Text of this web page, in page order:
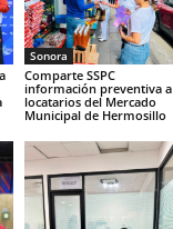
Sonora
Comparte SSPC
información preventiva a
locatarios del Mercado
Municipal de Hermosillo